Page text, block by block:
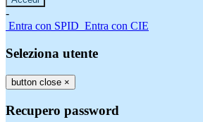
-
Entra con SPID Entra con CIE
Seleziona utente
button close ×
Recupero password